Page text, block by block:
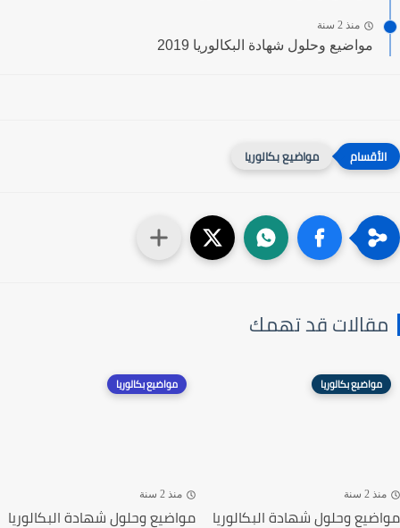
منذ 2 سنة
مواضيع وحلول شهادة البكالوريا 2019
مواضيع بكالوريا
قد تهمك
مواضيع بكالوريا
2 سنة
وحلول شهادة البكالوريا
مواضيع بكالوريا
منذ 2 سنة
مواضيع وحلول شهادة البكالوريا